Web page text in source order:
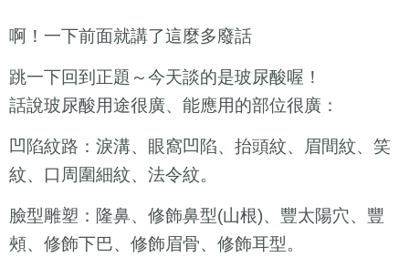
啊！一下前面就講了這麼多廢話
跳一下回到正題～今天談的是玻尿酸喔！
話說玻尿酸用途很廣、能應用的部位很廣：
凹陷紋路：淚溝、眼窩凹陷、抬頭紋、眉間紋、笑
紋、口周圍細紋、法令紋。
臉型雕塑：隆鼻、修飾鼻型(山根)、豐太陽穴、豐
頰、修飾下巴、修飾眉骨、修飾耳型。